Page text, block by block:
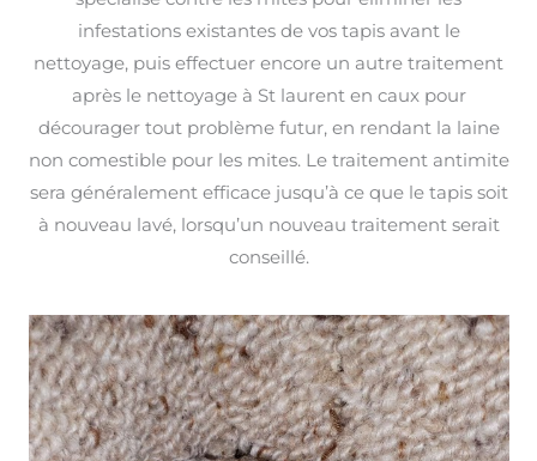
infestations existantes de vos tapis avant le
nettoyage, puis effectuer encore un autre traitement
après le nettoyage à St laurent en caux pour
décourager tout problème futur, en rendant la laine
non comestible pour les mites. Le traitement antimite
sera généralement efficace jusqu’à ce que le tapis soit
à nouveau lavé, lorsqu’un nouveau traitement serait
conseillé.